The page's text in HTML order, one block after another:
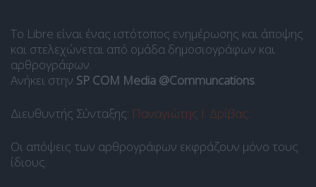
Το Libre είναι ένας ιστότοπος ενημέρωσης και άποψης
και στελεχώνεται από ομάδα δημοσιογράφων και
αρθρογράφων.
Ανήκει στην SP COM Media @Communcations.
Διευθυντής Σύνταξης: Παναγιώτης Ι. Δρίβας.
Οι απόψεις των αρθρογράφων εκφράζουν μόνο τους
ίδιους.